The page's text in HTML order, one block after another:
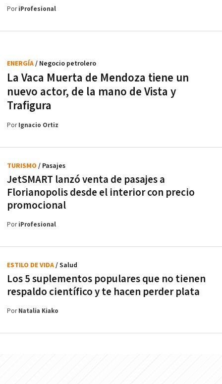
PoriProfesional
La Vaca Muerta de Mendoza tiene un
nuevo actor, de la mano de Vista y
Trafigura
ENERGÍA/ Negocio petrolero
PorIgnacio Ortiz
JetSMART lanzó venta de pasajes a
Florianopolis desde el interior con precio
promocional
TURISMO / Pasajes
PoriProfesional
Los 5 suplementos populares que no tienen
respaldo científico y te hacen perder plata
ESTILO DE VIDA/ Salud
PorNatalia Kiako